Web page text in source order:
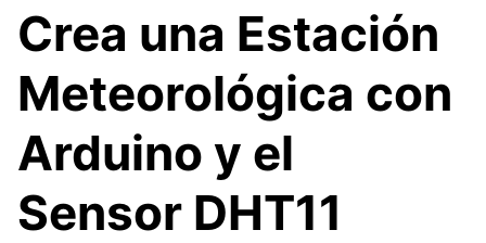
Crea una Estación
Meteorológica con
Arduino y el
Sensor DHT11